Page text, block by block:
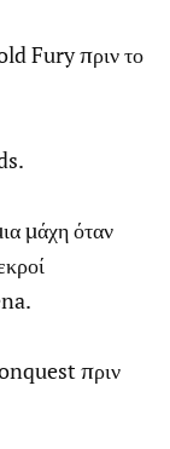
Fury πριν το
μάχη όταν
πριν